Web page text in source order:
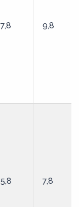
7,8 9,8
5,8 7,8